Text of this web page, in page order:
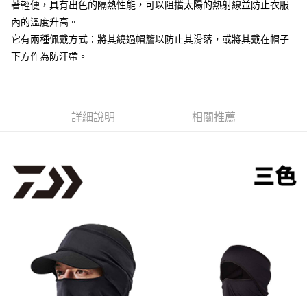
台新國際商業銀行
中國信託商業銀行
台灣樂天信用卡公司
相關說明
【大哥付你分期使用說明】
2.付款方式選擇「大哥付你分期」，訂單成立後會自動跳轉到大哥付的交易
流程，驗證手機門號後，選擇欲分期的期數、繳款截止日，確認付款後即完
法說明評估內容。
2.透過簡訊連結打開帳單後，可選擇「超商條碼／台灣大直營門市／銀行轉
帳／街口支付／iPASS MONEY」等通路繳費。
用戶於交易時，得透過本服務購買商品或服務，並由商店將買賣／分期付款
買賣價金債權讓與本公司後，依約使用本公司帳單繳交帳款。
2.基於同意付款使用「大哥付你分期」之契約關係目的，商店將以您的個人
資料（包含姓名、電話或地址）提供予台灣大哥大進項蒐集、處理及利用，
由本公司與您本人進行分期帳單所需資料之確認、核對及更正。
3.完整用戶服務條款，請詳閱以下連結：
https://oppay.tw/userRule
AFTEE先享後付
相關說明
【關於「AFTEE先享後付」】
２．便利：只要手機號碼，簡訊認證，即可結帳。
３．安心：先確認商品／服務後，再付款。
結帳頁面，進行簡訊認證並確認金額後，即可完成結帳。
２．訂單成立數日內，您將收到繳費通知簡訊。
３．收到繳費通知簡訊後14天內，點擊此簡訊中的連結，可透過四大超商／
※ 請注意：結帳手續完成當下不需立刻繳費，但若您需要取消訂單，請聯絡
購買商品的店家。未經商家同意取消之訂單仍視為有效，需透過AFTEE先享
後付繳納相關費用。
※ 交易是否成功請以「AFTEE先享後付 」之結帳頁面顯示為準，若有關於
是否繳費成功／繳費後需取消欲退款等相關疑問，請聯繫「AFTEE先享後付
客戶支援中心」
https://netprotections.freshdesk.com/support/home
每筆NT$60，滿NT$1,200(含以上)免運費
付款後全家取貨
7-11取貨付款
每筆NT$60，滿NT$1,200(含以上)免運費
付款後7-11取貨
著輕便，具有出色的隔熱性能，可以阻擋太陽的熱射線並防止衣服
內的溫度升高。
它有兩種佩戴方式：將其繞過帽簷以防止其滑落，或將其戴在帽子
下方作為防汗帶。
詳細說明 相關推薦